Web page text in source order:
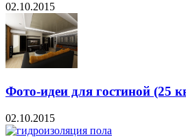
02.10.2015
Фото-идеи для гостиной (25
02.10.2015